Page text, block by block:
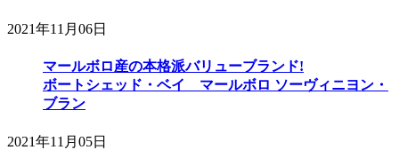
2021年11月06日
マールボロ産の本格派バリューブランド!
ボートシェッド・ベイ マールボロ ソーヴィニヨン・
ブラン
2021年11月05日